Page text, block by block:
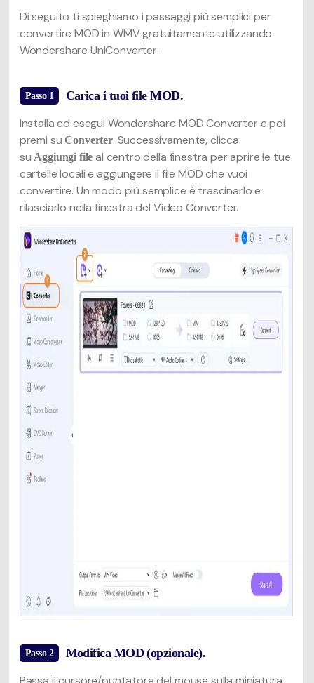
Di seguito ti spieghiamo i passaggi più semplici per
convertire MOD in WMV gratuitamente utilizzando
Wondershare UniConverter:
Passo 1 Carica i tuoi file MOD.
Installa ed esegui Wondershare MOD Converter e poi
premi su Converter. Successivamente, clicca
su Aggiungi file al centro della finestra per aprire le tue
cartelle locali e aggiungere il file MOD che vuoi
convertire. Un modo più semplice è trascinarlo e
rilasciarlo nella finestra del Video Converter.
Passo 2 Modifica MOD (opzionale).